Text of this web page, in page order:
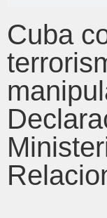
Cuba